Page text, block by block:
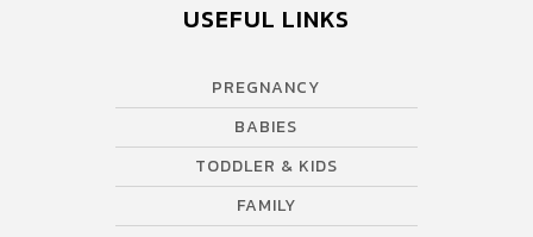
USEFUL LINKS
PREGNANCY
BABIES
TODDLER & KIDS
FAMILY